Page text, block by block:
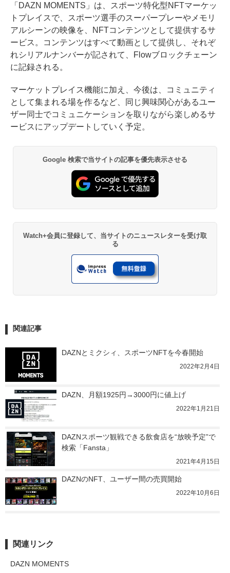
「DAZN MOMENTS」は、スポーツ特化型NFTマーケッ
トプレイスで、スポーツ選手のスーパープレーやメモリ
アルシーンの映像を、NFTコンテンツとして提供するサ
ービス。コンテンツはすべて動画として提供し、それぞ
れシリアルナンバーが記されて、Flowブロックチェーン
に記録される。
マーケットプレイス機能に加え、今後は、コミュニティ
として集まれる場を作るなど、同じ興味関心があるユー
ザー同士でコミュニケーションを取りながら楽しめるサ
ービスにアップデートしていく予定。
Google 検索で当サイトの記事を優先表示させる
Watch+会員に登録して、当サイトのニュースレターを受け取
る
関連記事
DAZNとミクシィ、スポーツNFTを今春開始
2022年2月4日
DAZN、月額1925円→3000円に値上げ
2022年1月21日
DAZNスポーツ観戦できる飲食店を“放映予定”で
検索「Fansta」
2021年4月15日
DAZNのNFT、ユーザー間の売買開始
2022年10月6日
関連リンク
DAZN MOMENTS